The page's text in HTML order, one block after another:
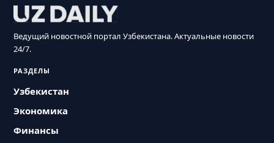
Ведущий новостной портал Узбекистана. Актуальные новости
24/7.
РАЗДЕЛЫ
Узбекистан
Экономика
Финансы